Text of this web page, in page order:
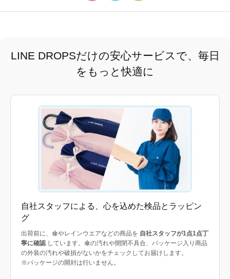
LINE DROPSだけの安心サービスで、毎日
をもっと快適に
自社スタッフによる、心を込めた検品とラッピン
グ
出荷前に、傘やレインウエアなどの商品を 自社スタッフが1点1点丁
寧に確認 しています。傘の汚れや開閉不具合、パッケージ入り商品
の外装の汚れや破損がないかをチェックしてお届けします。
※パッケージの開封は行いません。